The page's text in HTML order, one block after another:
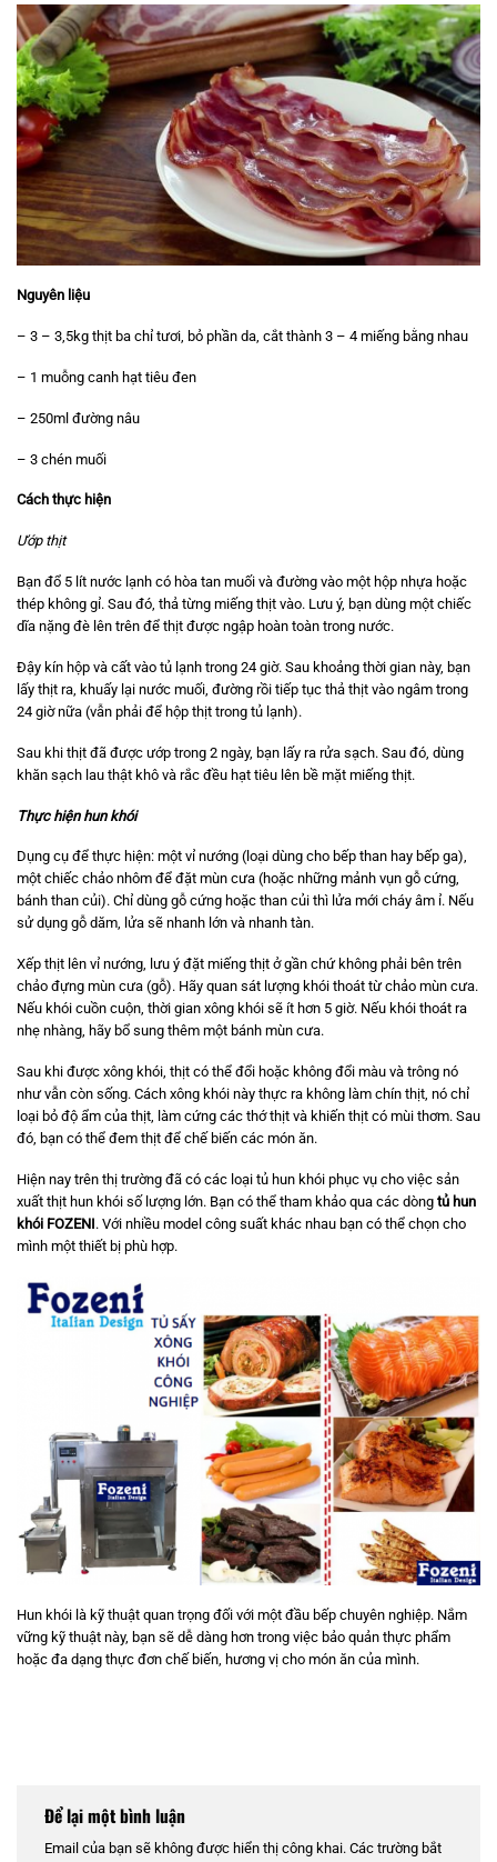
Nguyên liệu
– 3 – 3,5kg thịt ba chỉ tươi, bỏ phần da, cắt thành 3 – 4 miếng bằng nhau
– 1 muỗng canh hạt tiêu đen
– 250ml đường nâu
– 3 chén muối
Cách thực hiện
Ướp thịt
Bạn đổ 5 lít nước lạnh có hòa tan muối và đường vào một hộp nhựa hoặc
thép không gỉ. Sau đó, thả từng miếng thịt vào. Lưu ý, bạn dùng một chiếc
dĩa nặng đè lên trên để thịt được ngập hoàn toàn trong nước.
Đậy kín hộp và cất vào tủ lạnh trong 24 giờ. Sau khoảng thời gian này, bạn
lấy thịt ra, khuấy lại nước muối, đường rồi tiếp tục thả thịt vào ngâm trong
24 giờ nữa (vẫn phải để hộp thịt trong tủ lạnh).
Sau khi thịt đã được ướp trong 2 ngày, bạn lấy ra rửa sạch. Sau đó, dùng
khăn sạch lau thật khô và rắc đều hạt tiêu lên bề mặt miếng thịt.
Thực hiện hun khói
Dụng cụ để thực hiện: một vỉ nướng (loại dùng cho bếp than hay bếp ga),
một chiếc chảo nhôm để đặt mùn cưa (hoặc những mảnh vụn gỗ cứng,
bánh than củi). Chỉ dùng gỗ cứng hoặc than củi thì lửa mới cháy âm ỉ. Nếu
sử dụng gỗ dăm, lửa sẽ nhanh lớn và nhanh tàn.
Xếp thịt lên vỉ nướng, lưu ý đặt miếng thịt ở gần chứ không phải bên trên
chảo đựng mùn cưa (gỗ). Hãy quan sát lượng khói thoát từ chảo mùn cưa.
Nếu khói cuồn cuộn, thời gian xông khói sẽ ít hơn 5 giờ. Nếu khói thoát ra
nhẹ nhàng, hãy bổ sung thêm một bánh mùn cưa.
Sau khi được xông khói, thịt có thể đổi hoặc không đổi màu và trông nó
như vẫn còn sống. Cách xông khói này thực ra không làm chín thịt, nó chỉ
loại bỏ độ ẩm của thịt, làm cứng các thớ thịt và khiến thịt có mùi thơm. Sau
đó, bạn có thể đem thịt để chế biến các món ăn.
Hiện nay trên thị trường đã có các loại tủ hun khói phục vụ cho việc sản
xuất thịt hun khói số lượng lớn. Bạn có thể tham khảo qua các dòng tủ hun
khói FOZENI. Với nhiều model công suất khác nhau bạn có thể chọn cho
mình một thiết bị phù hợp.
Hun khói là kỹ thuật quan trọng đối với một đầu bếp chuyên nghiệp. Nắm
vững kỹ thuật này, bạn sẽ dễ dàng hơn trong việc bảo quản thực phẩm
hoặc đa dạng thực đơn chế biến, hương vị cho món ăn của mình.
Để lại một bình luận
Email của bạn sẽ không được hiển thị công khai. Các trường bắt